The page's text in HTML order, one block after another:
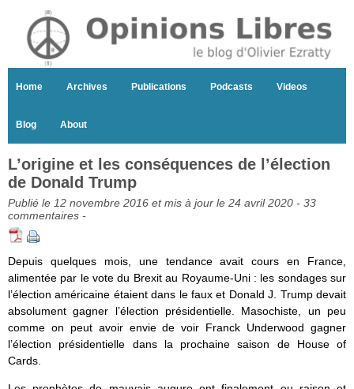
Home Archives Publications Podcasts Videos
Blog About
L’origine et les conséquences de l’élection
de Donald Trump
Publié le 12 novembre 2016 et mis à jour le 24 avril 2020 - 33
commentaires -
Depuis quelques mois, une tendance avait cours en France,
alimentée par le vote du Brexit au Royaume-Uni : les sondages sur
l’élection américaine étaient dans le faux et Donald J. Trump devait
absolument gagner l’élection présidentielle. Masochiste, un peu
comme on peut avoir envie de voir Franck Underwood gagner
l’élection présidentielle dans la prochaine saison de House of
Cards.